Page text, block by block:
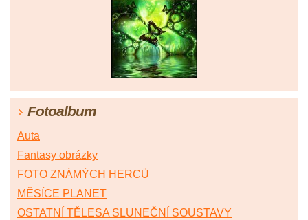
Fotoalbum
Auta
Fantasy obrázky
FOTO ZNÁMÝCH HERCŮ
MĚSÍCE PLANET
OSTATNÍ TĚLESA SLUNEČNÍ SOUSTAVY